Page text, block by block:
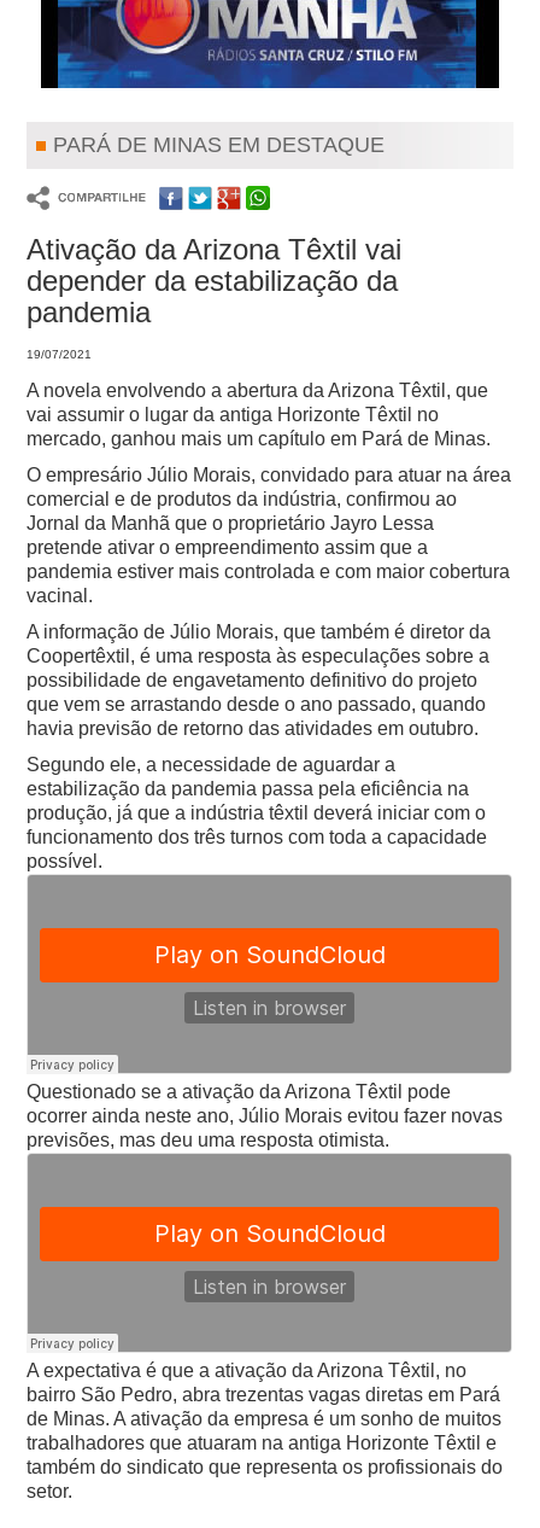
PARÁ DE MINAS EM DESTAQUE
Ativação da Arizona Têxtil vai
depender da estabilização da
pandemia
19/07/2021
A novela envolvendo a abertura da Arizona Têxtil, que
vai assumir o lugar da antiga Horizonte Têxtil no
mercado, ganhou mais um capítulo em Pará de Minas.
O empresário Júlio Morais, convidado para atuar na área
comercial e de produtos da indústria, confirmou ao
Jornal da Manhã que o proprietário Jayro Lessa
pretende ativar o empreendimento assim que a
pandemia estiver mais controlada e com maior cobertura
vacinal.
A informação de Júlio Morais, que também é diretor da
Coopertêxtil, é uma resposta às especulações sobre a
possibilidade de engavetamento definitivo do projeto
que vem se arrastando desde o ano passado, quando
havia previsão de retorno das atividades em outubro.
Segundo ele, a necessidade de aguardar a
estabilização da pandemia passa pela eficiência na
produção, já que a indústria têxtil deverá iniciar com o
funcionamento dos três turnos com toda a capacidade
possível.
Questionado se a ativação da Arizona Têxtil pode
ocorrer ainda neste ano, Júlio Morais evitou fazer novas
previsões, mas deu uma resposta otimista.
A expectativa é que a ativação da Arizona Têxtil, no
bairro São Pedro, abra trezentas vagas diretas em Pará
de Minas. A ativação da empresa é um sonho de muitos
trabalhadores que atuaram na antiga Horizonte Têxtil e
também do sindicato que representa os profissionais do
setor.